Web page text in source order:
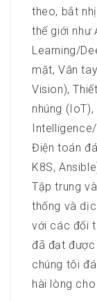
theo, bắt
thế giới như
Learning/
mặt, Vân
Vision),
nhúng
Điện toán
K8S,
Tập trung
thống và
với các đối
đã đạt
chúng tôi
hài lòng